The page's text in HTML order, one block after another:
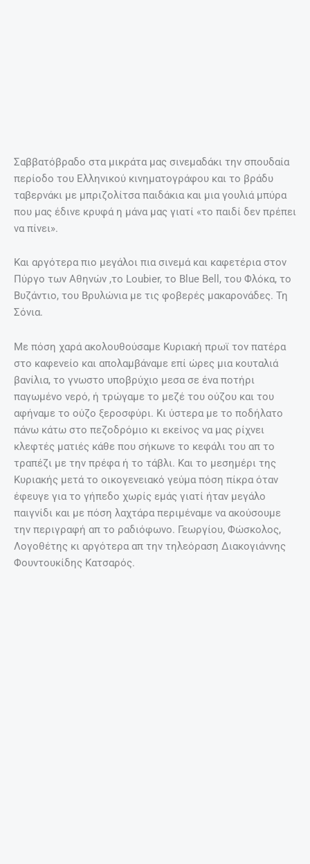
Σαββατόβραδο στα μικράτα μας σινεμαδάκι την σπουδαία
περίοδο του Ελληνικού κινηματογράφου και το βράδυ
ταβερνάκι με μπριζολίτσα παιδάκια και μια γουλιά μπύρα
που μας έδινε κρυφά η μάνα μας γιατί «το παιδί δεν πρέπει
να πίνει».
Και αργότερα πιο μεγάλοι πια σινεμά και καφετέρια στον
Πύργο των Αθηνών ,το Loubier, το Blue Bell, του Φλόκα, το
Βυζάντιο, του Βρυλώνια με τις φοβερές μακαρονάδες. Τη
Σόνια.
Με πόση χαρά ακολουθούσαμε Κυριακή πρωϊ τον πατέρα
στο καφενείο και απολαμβάναμε επί ώρες μια κουταλιά
βανίλια, το γνωστο υποβρύχιο μεσα σε ένα ποτήρι
παγωμένο νερό, ή τρώγαμε το μεζέ του ούζου και του
αφήναμε το ούζο ξεροσφύρι. Κι ύστερα με το ποδήλατο
πάνω κάτω στο πεζοδρόμιο κι εκείνος να μας ρίχνει
κλεφτές ματιές κάθε που σήκωνε το κεφάλι του απ το
τραπέζι με την πρέφα ή το τάβλι. Και το μεσημέρι της
Κυριακής μετά το οικογενειακό γεύμα πόση πίκρα όταν
έφευγε για το γήπεδο χωρίς εμάς γιατί ήταν μεγάλο
παιγνίδι και με πόση λαχτάρα περιμέναμε να ακούσουμε
την περιγραφή απ το ραδιόφωνο. Γεωργίου, Φώσκολος,
Λογοθέτης κι αργότερα απ την τηλεόραση Διακογιάννης
Φουντουκίδης Κατσαρός.